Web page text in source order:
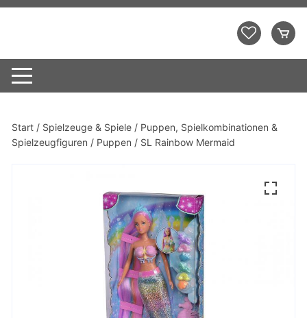
Zum
Start / Spielzeuge & Spiele / Puppen, Spielkombinationen &
Spielzeugfiguren / Puppen / SL Rainbow Mermaid